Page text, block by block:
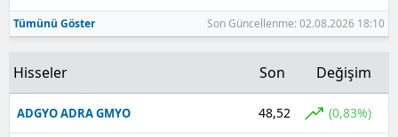
Tümünü Göster Son Güncellenme: 02.08.2026 18:10
Hisseler Son Değişim
ADGYO ADRA GMYO 48,52 (0,83%)